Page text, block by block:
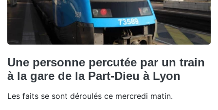
Une personne percutée par un train
à la gare de la Part-Dieu à Lyon
Les faits se sont déroulés ce mercredi matin.